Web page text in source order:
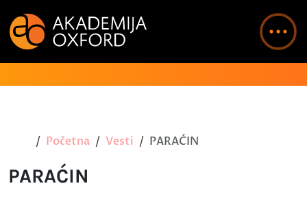
Početna Vesti PARAĆIN
PARAĆIN